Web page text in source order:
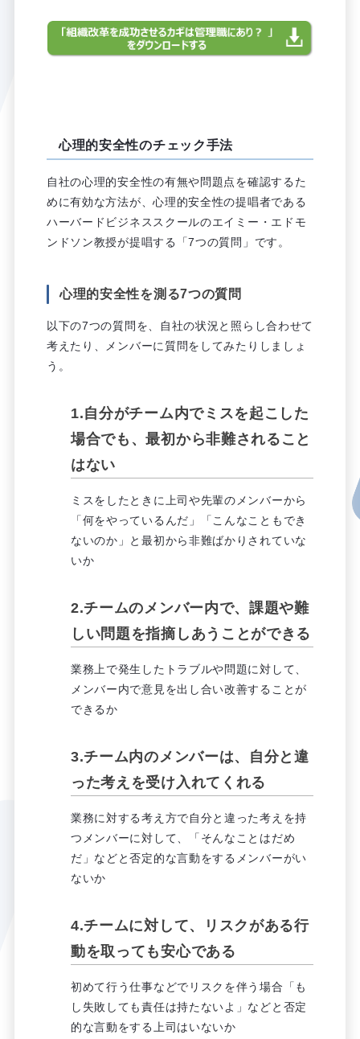
心理的安全性のチェック手法
自社の心理的安全性の有無や問題点を確認するた
めに有効な方法が、心理的安全性の提唱者である
ハーバードビジネススクールのエイミー・エドモ
ンドソン教授が提唱する「7つの質問」です。
心理的安全性を測る7つの質問
以下の7つの質問を、自社の状況と照らし合わせて
考えたり、メンバーに質問をしてみたりしましょ
う。
1.自分がチーム内でミスを起こした
場合でも、最初から非難されること
はない
ミスをしたときに上司や先輩のメンバーから
「何をやっているんだ」「こんなこともでき
ないのか」と最初から非難ばかりされていな
いか
2.チームのメンバー内で、課題や難
しい問題を指摘しあうことができる
業務上で発生したトラブルや問題に対して、
メンバー内で意見を出し合い改善することが
できるか
3.チーム内のメンバーは、自分と違
った考えを受け入れてくれる
業務に対する考え方で自分と違った考えを持
つメンバーに対して、「そんなことはだめ
だ」などと否定的な言動をするメンバーがい
ないか
4.チームに対して、リスクがある行
動を取っても安心である
初めて行う仕事などでリスクを伴う場合「も
し失敗しても責任は持たないよ」などと否定
的な言動をする上司はいないか